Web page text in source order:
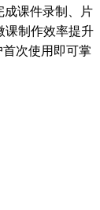
成课件录制、片
课制作效率提升
次使用即可掌